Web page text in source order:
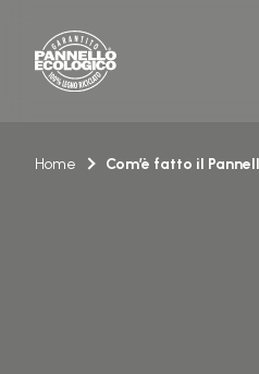
contenuto
Home Com’è fatto il